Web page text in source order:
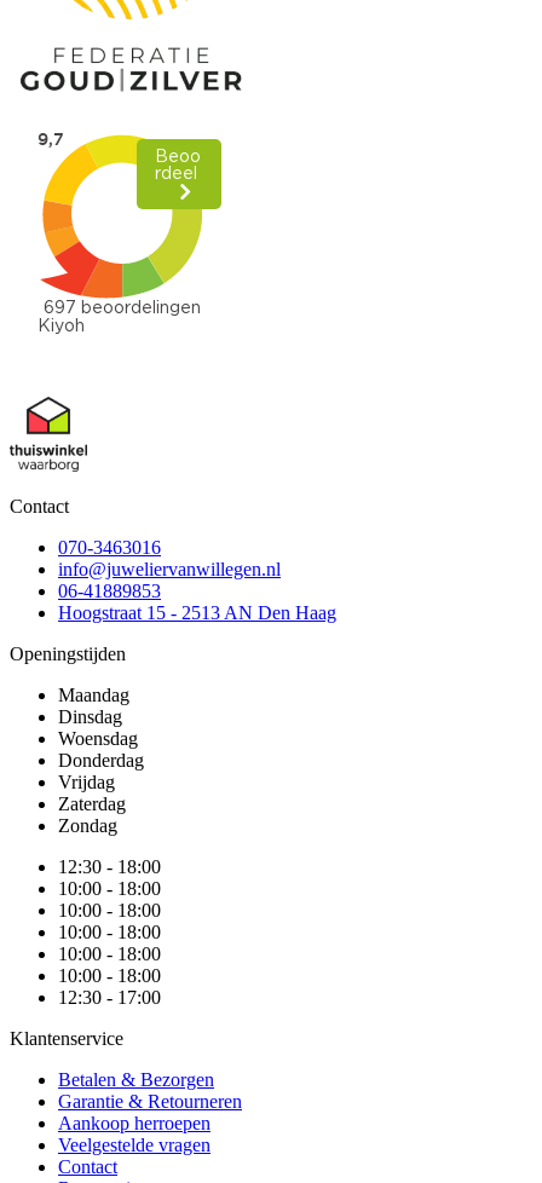
Contact
070-3463016
info@juweliervanwillegen.nl
06-41889853
Hoogstraat 15 - 2513 AN Den Haag
Openingstijden
Maandag
Dinsdag
Woensdag
Donderdag
Vrijdag
Zaterdag
Zondag
12:30 - 18:00
10:00 - 18:00
10:00 - 18:00
10:00 - 18:00
10:00 - 18:00
10:00 - 18:00
12:30 - 17:00
Klantenservice
Betalen & Bezorgen
Garantie & Retourneren
Aankoop herroepen
Veelgestelde vragen
Contact